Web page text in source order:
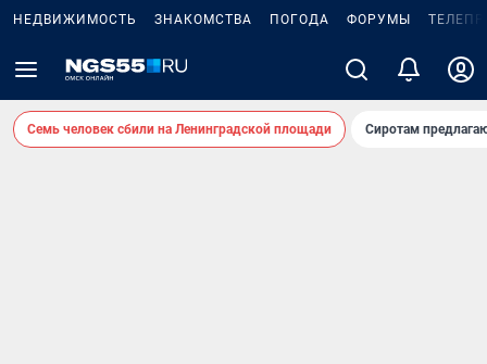
НЕДВИЖИМОСТЬ ЗНАКОМСТВА ПОГОДА ФОРУМЫ
Семь человек сбили на Ленинградской площади Сиротам